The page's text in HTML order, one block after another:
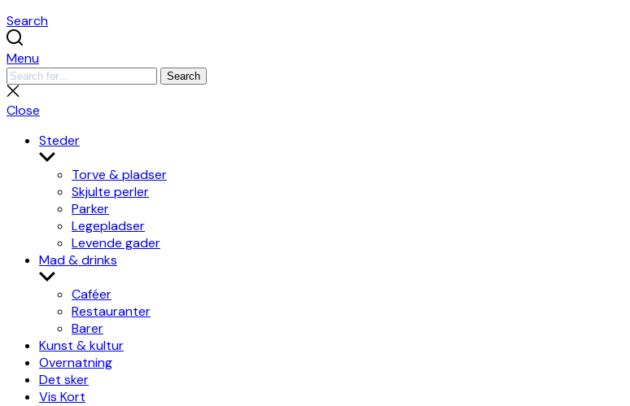
Search
Menu
Search
for:
Search
Close
search
Close
Steder
Show
sub
menu
Torve & pladser
Skjulte perler
Parker
Legepladser
Levende gader
Mad & drinks
Show
sub
menu
Caféer
Restauranter
Barer
Kunst & kultur
Overnatning
Det sker
Vis Kort